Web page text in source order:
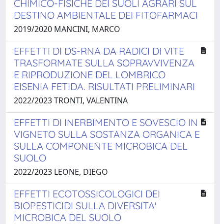
CHIMICO-FISICHE DEI SUOLI AGRARI SUL
DESTINO AMBIENTALE DEI FITOFARMACI
2019/2020 MANCINI, MARCO
EFFETTI DI DS-RNA DA RADICI DI VITE
TRASFORMATE SULLA SOPRAVVIVENZA
E RIPRODUZIONE DEL LOMBRICO
EISENIA FETIDA. RISULTATI PRELIMINARI
2022/2023 TRONTI, VALENTINA
EFFETTI DI INERBIMENTO E SOVESCIO IN
VIGNETO SULLA SOSTANZA ORGANICA E
SULLA COMPONENTE MICROBICA DEL
SUOLO
2022/2023 LEONE, DIEGO
EFFETTI ECOTOSSICOLOGICI DEI
BIOPESTICIDI SULLA DIVERSITA'
MICROBICA DEL SUOLO